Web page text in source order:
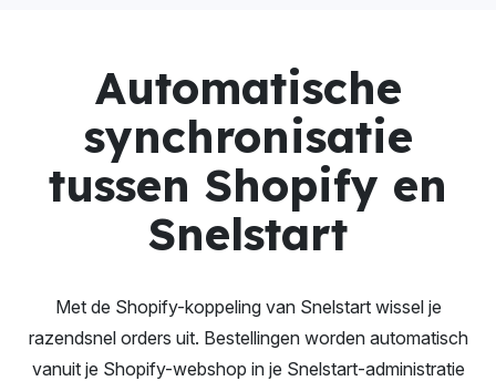
Automatische
synchronisatie
tussen Shopify en
Snelstart
Met de Shopify-koppeling van Snelstart wissel je
razendsnel orders uit. Bestellingen worden automatisch
vanuit je Shopify-webshop in je Snelstart-administratie